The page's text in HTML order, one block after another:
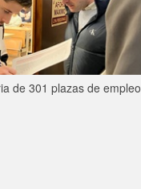
de 301 plazas de empleo